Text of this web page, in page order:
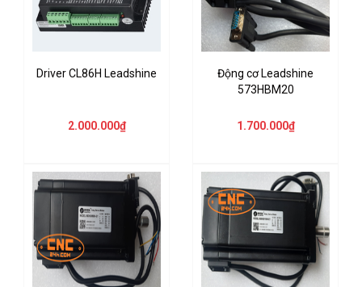
Driver CL86H Leadshine
2.000.000₫
Động cơ Leadshine
573HBM20
1.700.000₫